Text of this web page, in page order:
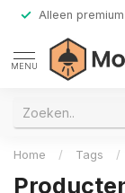
Alleen
MENU
Home / Tags /